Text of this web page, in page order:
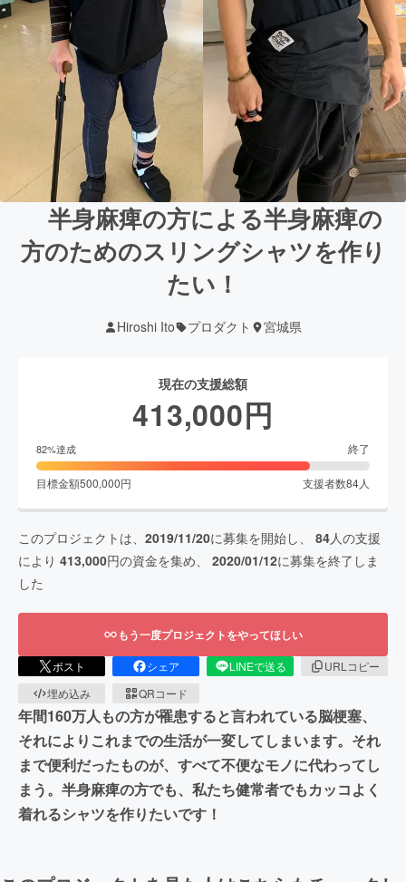
半身麻痺の方による半身麻痺の
方のためのスリングシャツを作り
たい！
Hiroshi Ito プロダクト 宮城県
現在の支援総額
413,000円
82%達成 終了
目標金額500,000円 支援者数84人
このプロジェクトは、 2019/11/20に募集を開始し、 84人の支援
により 413,000円の資金を集め、 2020/01/12に募集を終了しま
した
もう一度プロジェクトをやってほしい
ポスト シェア LINEで送る
URLコピー
埋め込み
QRコード
年間160万人もの方が罹患すると言われている脳梗塞、
それによりこれまでの生活が一変してしまいます。それ
まで便利だったものが、すべて不便なモノに代わってし
まう。半身麻痺の方でも、私たち健常者でもカッコよく
着れるシャツを作りたいです！